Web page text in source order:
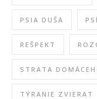
PSIA DUŠA
REŠPEKT
STRATA
TÝRANIE ZVIERAT